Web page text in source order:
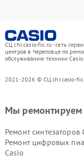
СЦ chr.casio-fix.ru - сеть
центров в Череповце по
обслуживанию техники Casio
2021-2026 © СЦ chr.casio-
Мы ремонтируем
Ремонт синтезаторов
Ремонт цифровых
Casio